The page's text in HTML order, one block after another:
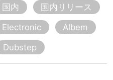
国内
国内リリース
Electronic
Albem
Dubstep